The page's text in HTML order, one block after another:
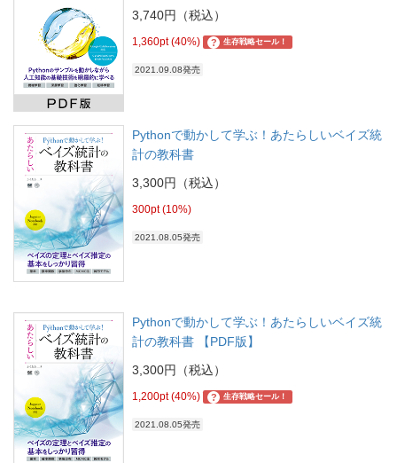
3,740円（税込）
1,360pt (40%) ? 生存戦略セール！
2021.09.08発売
Pythonで動かして学ぶ！あたらしいベイズ統
計の教科書
3,300円（税込）
300pt (10%)
2021.08.05発売
Pythonで動かして学ぶ！あたらしいベイズ統
計の教科書 【PDF版】
3,300円（税込）
1,200pt (40%) ? 生存戦略セール！
2021.08.05発売